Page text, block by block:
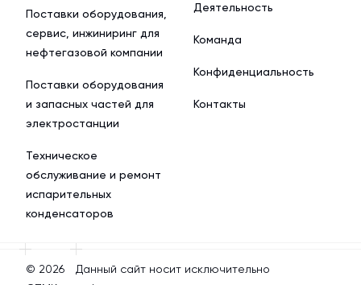
Поставки оборудования,
сервис, инжиниринг для
нефтегазовой компании
Поставки оборудования
и запасных частей для
электростанции
Техническое
обслуживание и ремонт
испарительных
конденсаторов
Деятельность
Команда
Конфиденциальность
Контакты
© 2026
Данный сайт носит исключительно